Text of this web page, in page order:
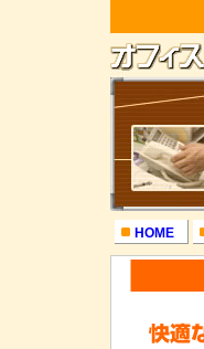
HOME